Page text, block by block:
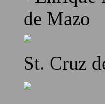
de Mazo
St. Cruz